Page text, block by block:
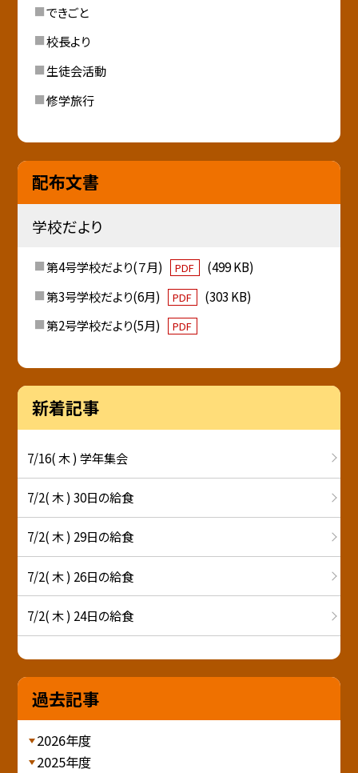
できごと
校長より
生徒会活動
修学旅行
配布文書
学校だより
第4号学校だより(７月) PDF
(499 KB)
第3号学校だより(6月)
PDF
(303 KB)
第2号学校だより(5月)
PDF
新着記事
7/16( 木 ) 学年集会
7/2( 木 ) 30日の給食
7/2( 木 ) 29日の給食
7/2( 木 ) 26日の給食
7/2( 木 ) 24日の給食
過去記事
2026年度
2025年度